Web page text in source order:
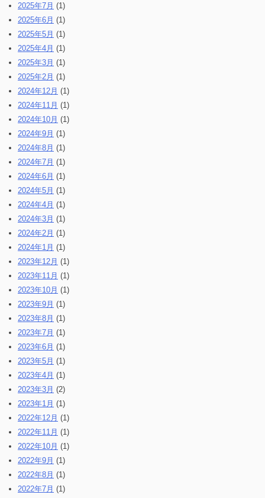
2025年7月 (1)
2025年6月 (1)
2025年5月 (1)
2025年4月 (1)
2025年3月 (1)
2025年2月 (1)
2024年12月 (1)
2024年11月 (1)
2024年10月 (1)
2024年9月 (1)
2024年8月 (1)
2024年7月 (1)
2024年6月 (1)
2024年5月 (1)
2024年4月 (1)
2024年3月 (1)
2024年2月 (1)
2024年1月 (1)
2023年12月 (1)
2023年11月 (1)
2023年10月 (1)
2023年9月 (1)
2023年8月 (1)
2023年7月 (1)
2023年6月 (1)
2023年5月 (1)
2023年4月 (1)
2023年3月 (2)
2023年1月 (1)
2022年12月 (1)
2022年11月 (1)
2022年10月 (1)
2022年9月 (1)
2022年8月 (1)
2022年7月 (1)